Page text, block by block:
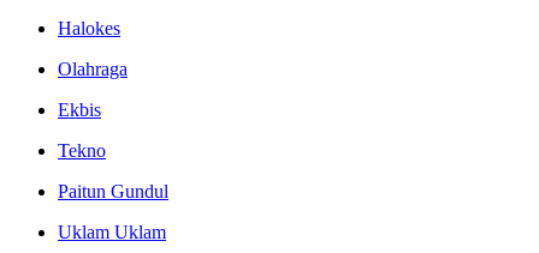
Halokes
Olahraga
Ekbis
Tekno
Paitun Gundul
Uklam Uklam